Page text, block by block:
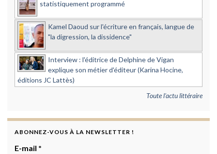
statistiquement programmé
Kamel Daoud sur l'écriture en français, langue de
"la digression, la dissidence"
Interview : l'éditrice de Delphine de Vigan
explique son métier d'éditeur (Karina Hocine,
éditions JC Lattès)
Toute l'actu littéraire
ABONNEZ-VOUS À LA NEWSLETTER !
E-mail *